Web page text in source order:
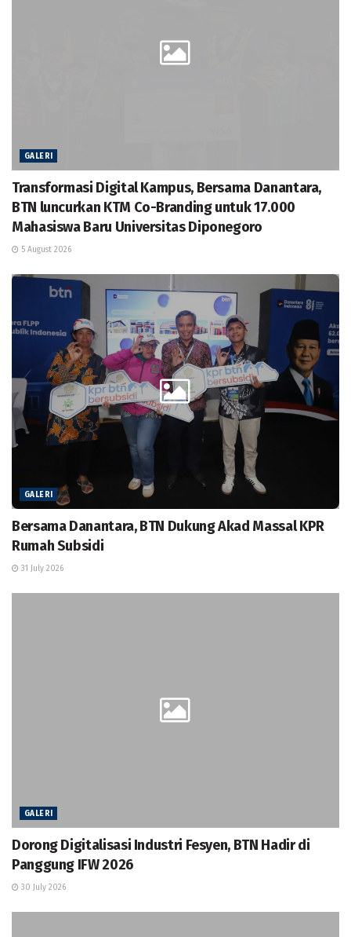
GALERI
Transformasi Digital Kampus, Bersama Danantara,
BTN luncurkan KTM Co-Branding untuk 17.000
Mahasiswa Baru Universitas Diponegoro
5 August 2026
GALERI
Bersama Danantara, BTN Dukung Akad Massal KPR
Rumah Subsidi
31 July 2026
GALERI
Dorong Digitalisasi Industri Fesyen, BTN Hadir di
Panggung IFW 2026
30 July 2026